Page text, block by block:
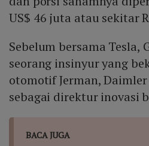
US$ 46 juta atau sekitar
Sebelum bersama Tesla,
seorang insinyur yang
otomotif Jerman,
sebagai direktur inovasi
BACA JUGA